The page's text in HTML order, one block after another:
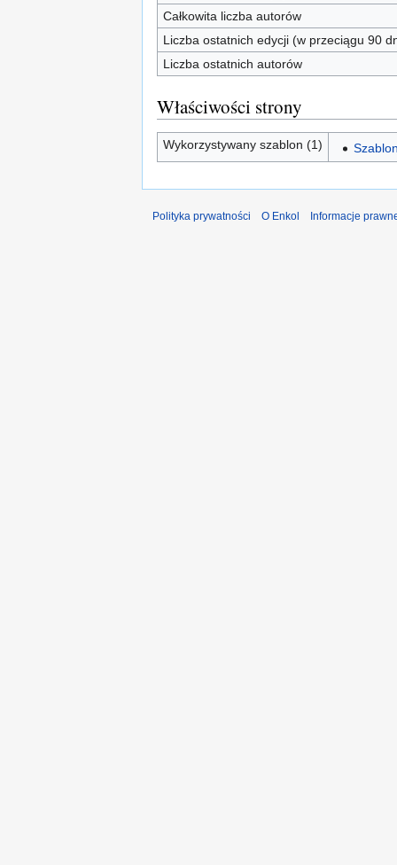
Całkowita liczba autorów
Liczba ostatnich edycji (w przeciągu 90
Liczba ostatnich autorów
Właściwości strony
Wykorzystywany szablon (1)
Polityka prywatności O Enkol Informacje